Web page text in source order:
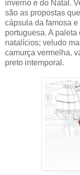
inverno e do Natal.
são as propostas
cápsula da famosa
portuguesa. A
natalícios; veludo
camurça vermelha,
preto intemporal.